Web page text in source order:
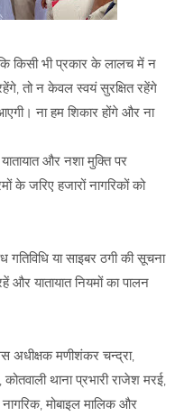
किसी भी प्रकार के लालच में न
तो न केवल स्वयं सुरक्षित रहेंगे
ना हम शिकार होंगे और ना
और नशा मुक्ति पर
जरिए हजारों नागरिकों को
या साइबर ठगी की सूचना
यातायात नियमों का पालन
अधीक्षक मणीशंकर चन्द्रा,
कोतवाली थाना प्रभारी राजेश मरई,
मोबाइल मालिक और